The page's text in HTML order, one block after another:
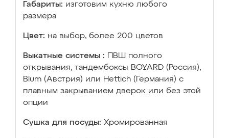
Габариты: изготовим кухню любого
размера
Цвет: на выбор, более 200 цветов
Выкатные системы :
ПВШ полного
открывания, тандембоксы BOYARD (Россия),
Blum (Австрия) или Hettich (Германия) с
плавным закрыванием дверок или без этой
опции
Сушка для посуды: Хромированная